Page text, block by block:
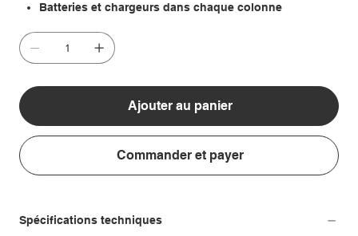
Batteries et chargeurs dans chaque colonne
Ajouter au panier
Commander et payer
Spécifications techniques